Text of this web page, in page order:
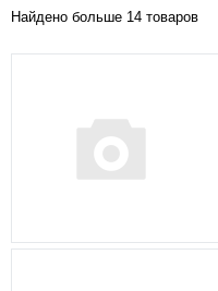
Найдено больше 14 товаров